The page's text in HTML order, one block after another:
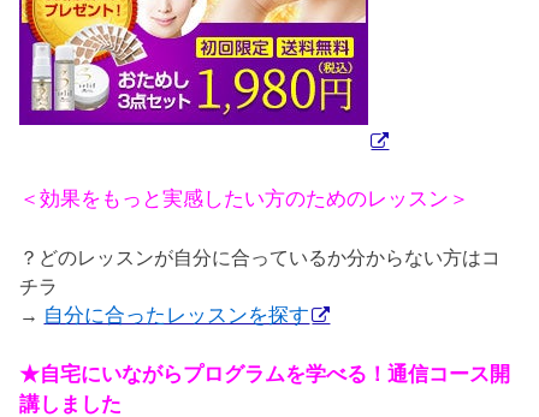
＜効果をもっと実感したい方のためのレッスン＞
？どのレッスンが自分に合っているか分からない方はコ
チラ
→ 自分に合ったレッスンを探す
★自宅にいながらプログラムを学べる！通信コース開
講しました